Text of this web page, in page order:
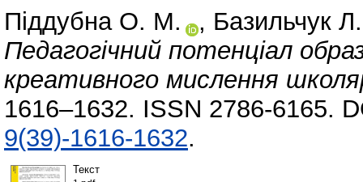
Піддубна О. М. , Базильчук
Педагогічний потенціал
креативного мислення
1616–1632. ISSN 2786-6165.
9(39)-1616-1632.
Текст